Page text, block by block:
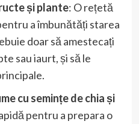
și plante: O rețetă
a îmbunătăți starea
doar să amestecați
sau iaurt, și să le
cu semințe de chia și
pentru a prepara o